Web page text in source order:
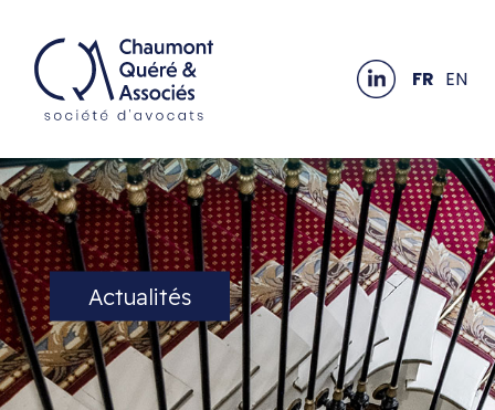
FR EN
Actualités